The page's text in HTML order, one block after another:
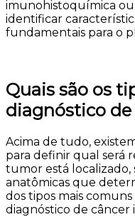
imunohistoquímica
identificar
fundamentais para o
Quais são os
diagnóstico de
Acima de tudo,
para definir qual será
tumor está localizado,
anatômicas que
dos tipos mais
diagnóstico de câncer